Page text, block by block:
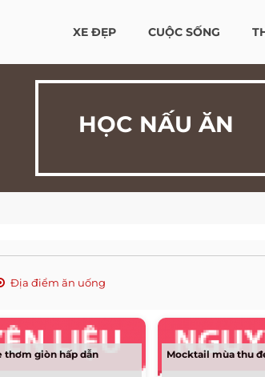
XE ĐẸP CUỘC SỐNG
HỌC NẤU ĂN
Địa điểm ăn uống
thơm giòn hấp dẫn Mocktail mùa thu